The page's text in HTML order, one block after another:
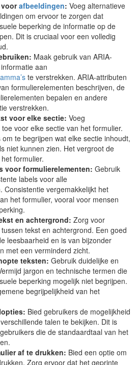
afbeeldingen: Voeg alternatieve
om ervoor te zorgen dat
beperking de informatie op de
Dit is cruciaal voor een volledig
Maak gebruik van ARIA-
aan
te verstrekken. ARIA-attributen
formulierelementen beschrijven, de
bepalen en andere
verstrekken.
voor elke sectie: Voeg
voor elke sectie van het formulier.
te begrijpen wat elke sectie inhoudt,
niet kunnen zien. Het vergroot de
formulier.
voor formulierelementen: Gebruik
labels voor alle
Consistentie vergemakkelijkt het
het formulier, vooral voor mensen
en achtergrond: Zorg voor
tekst en achtergrond. Een goed
leesbaarheid en is van bijzonder
met een verminderd zicht.
teksten: Gebruik duidelijke en
jargon en technische termen die
beperking mogelijk niet begrijpen.
begrijpelijkheid van het
Bied gebruikers de mogelijkheid
talen te bekijken. Dit is
die de standaardtaal van het
af te drukken: Bied een optie om
Zorg ervoor dat het geprinte